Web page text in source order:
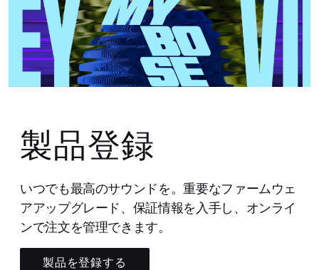
製品登録
いつでも最高のサウンドを。重要なファームウェ
アアップグレード、保証情報を入手し、オンライ
ンで注文を管理できます。
製品を登録する